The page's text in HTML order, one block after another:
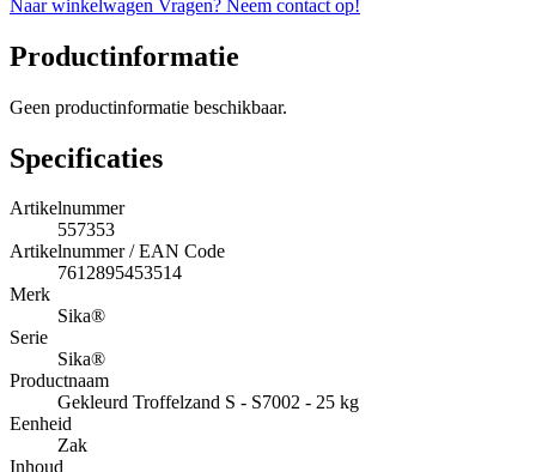
Naar winkelwagen Vragen? Neem contact op!
Productinformatie
Geen productinformatie beschikbaar.
Specificaties
Artikelnummer
557353
Artikelnummer / EAN Code
7612895453514
Merk
Sika®
Serie
Sika®
Productnaam
Gekleurd Troffelzand S - S7002 - 25 kg
Eenheid
Zak
Inhoud